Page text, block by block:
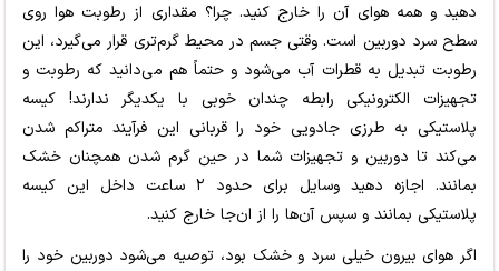
دهید و همه هوای آن را خارج کنید. چرا؟ مقداری از رطوبت هوا روی
سطح سرد دوربین است. وقتی جسم در محیط گرم‌تری قرار می‌گیرد، این
رطوبت تبدیل به قطرات آب می‌شود و حتماً هم می‌دانید که رطوبت و
تجهیزات الکترونیکی رابطه چندان خوبی با یکدیگر ندارند! کیسه
پلاستیکی به طرزی جادویی خود را قربانی این فرآیند متراکم شدن
می‌کند تا دوربین و تجهیزات شما در حین گرم شدن همچنان خشک
بمانند. اجازه دهید وسایل برای حدود ۲ ساعت داخل این کیسه
پلاستیکی بمانند و سپس آن‌ها را از ان‌جا خارج کنید.
اگر هوای بیرون خیلی سرد و خشک بود، توصیه می‌شود دوربین خود را